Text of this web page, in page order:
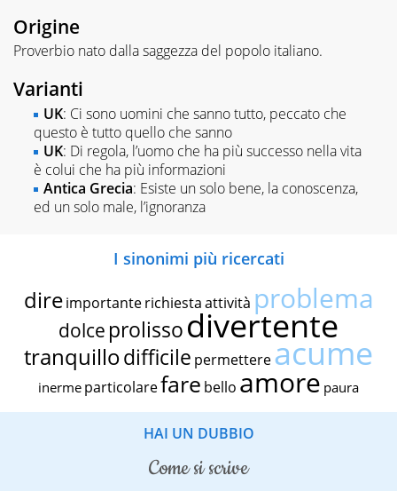
Origine
Proverbio nato dalla saggezza del popolo italiano.
Varianti
UK: Ci sono uomini che sanno tutto, peccato che
questo è tutto quello che sanno
UK: Di regola, l’uomo che ha più successo nella vita
è colui che ha più informazioni
Antica Grecia: Esiste un solo bene, la conoscenza,
ed un solo male, l’ignoranza
I sinonimi più ricercati
dire importante richiestaattività problema
dolce prolissodivertente
tranquillodifficile permettereacume
inerme particolarefare bello amore paura
HAI UN DUBBIO
come si scrive